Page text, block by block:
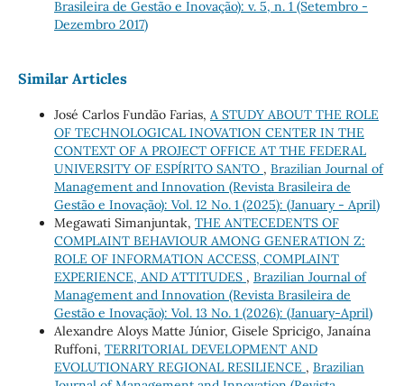
Brasileira de Gestão e Inovação): v. 5, n. 1 (Setembro -
Dezembro 2017)
Similar Articles
José Carlos Fundão Farias, A STUDY ABOUT THE ROLE
OF TECHNOLOGICAL INOVATION CENTER IN THE
CONTEXT OF A PROJECT OFFICE AT THE FEDERAL
UNIVERSITY OF ESPÍRITO SANTO , Brazilian Journal of
Management and Innovation (Revista Brasileira de
Gestão e Inovação): Vol. 12 No. 1 (2025): (January - April)
Megawati Simanjuntak, THE ANTECEDENTS OF
COMPLAINT BEHAVIOUR AMONG GENERATION Z:
ROLE OF INFORMATION ACCESS, COMPLAINT
EXPERIENCE, AND ATTITUDES , Brazilian Journal of
Management and Innovation (Revista Brasileira de
Gestão e Inovação): Vol. 13 No. 1 (2026): (January-April)
Alexandre Aloys Matte Júnior, Gisele Spricigo, Janaína
Ruffoni, TERRITORIAL DEVELOPMENT AND
EVOLUTIONARY REGIONAL RESILIENCE , Brazilian